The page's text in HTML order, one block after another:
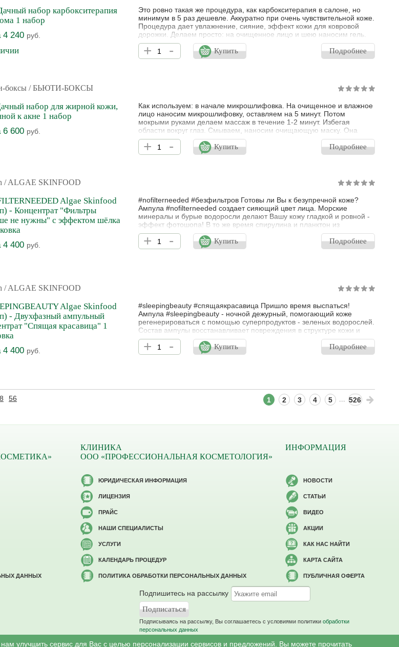
набор карбокситерапия
1 набор
4 240 руб.
Это ровно такая же процедура, как карбокситерапия в салоне, но
минимум в 5 раз дешевле. Аккуратно при очень чувствительной коже.
Процедура дает увлажнение, сияние, эффект кожи для ковровой
дорожки. Делаем просто: на очищенное лицо и шею наносим гель.
Весь! Его много, но он должен быть очень толстым слоем. Сверху
маску. И не пугаемся, в начале услышите прямо шипение и может
быть пощипывание, но достаточно приятное:) оставляем на 15-20
+ - Купить Подробнее
боксы / БЬЮТИ-БОКСЫ
набор для жирной кожи,
к акне 1 набор
6 600 руб.
Как используем: в начале микрошлифовка. На очищенное и влажное
лицо наносим микрошлифовку, оставляем на 5 минут. Потом
мокрыми руками делаем массаж в течение 1-2 минут. Избегая
области вокруг глаз. Смываем, наносим очищающую маску. Она
вначале будет пощипывать, это норма. Смываем через 15-20 минут.
Цена процедуры 140 рублей. Такой набор идеален для подростков.
1-2 раза в неделю. В наборе: Optime Microdermabrasive -
+ - Купить Подробнее
/ ALGAE SKINFOOD
Algae Skinfood
- Концентрат "Фильтры
не нужны" с эффектом шёлка
4 400 руб.
#nofilterneeded #безфильтров Готовы ли Вы к безупречной коже?
Ампула #nofilterneeded создает сияющий цвет лица. Морские
минералы и бурые водоросли делают Вашу кожу гладкой и ровной -
эффект фотошопа! В то же время спирулина и планктон из
взморника насыщают кожу влагой, защищают от окислительного
стресса, питают и омолаживают. #NOFILTERNEEDED - безупречная
кожи в считанные секунды. Наша формула антиоксидантных
+ - Купить Подробнее
/ ALGAE SKINFOOD
Algae Skinfood
- Двухфазный ампульный
"Спящая красавица" 1
4 400 руб.
#sleepingbeauty #спящаякрасавица Пришло время выспаться!
Ампула #sleepingbeauty - ночной дежурный, помогающий коже
регенерироваться с помощью суперпродуктов - зеленых водорослей.
Состав ампулы восстанавливает повреждения в структуре кожи и
укрепляет кожу - в 4 раза больше эластичности в течение ночи!
#SLEEPINGBEAUTY - двухфазная ночная ампула поддерживает
регенерацию кожи в течение ночи. Водоросли укрепляют кожу и в 4
+ - Купить Подробнее
56 1 2 3 4 5 ... 526
ДАННЫХ
КЛИНИКА
ООО «ПРОФЕССИОНАЛЬНАЯ КОСМЕТОЛОГИЯ»
ЮРИДИЧЕСКАЯ ИНФОРМАЦИЯ
ЛИЦЕНЗИЯ
ПРАЙС
НАШИ СПЕЦИАЛИСТЫ
УСЛУГИ
КАЛЕНДАРЬ ПРОЦЕДУР
ПОЛИТИКА ОБРАБОТКИ ПЕРСОНАЛЬНЫХ ДАННЫХ
ИНФОРМАЦИЯ
НОВОСТИ
СТАТЬИ
ВИДЕО
АКЦИИ
КАК НАС НАЙТИ
КАРТА САЙТА
ПУБЛИЧНАЯ ОФЕРТА
Подпишитесь на рассылку
Подписываясь на рассылку, Вы соглашаетесь c условиями политики обработки
персональных данных
улучшить сервис для Вас с целью персонализации сервисов и предложений. Вы можете прочитать